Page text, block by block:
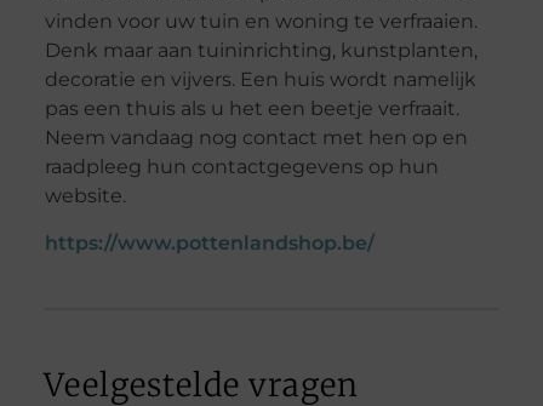
vinden voor uw tuin en woning te verfraaien.
Denk maar aan tuininrichting, kunstplanten,
decoratie en vijvers. Een huis wordt namelijk
pas een thuis als u het een beetje verfraait.
Neem vandaag nog contact met hen op en
raadpleeg hun contactgegevens op hun
website.
https://www.pottenlandshop.be/
Veelgestelde vragen